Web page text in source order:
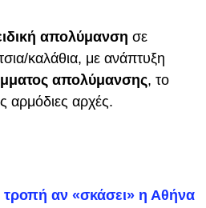
απολύμανση σε
καλάθια, με ανάπτυξη
απολύμανσης, το
αρμόδιες αρχές.
αν «σκάσει» η Αθήνα